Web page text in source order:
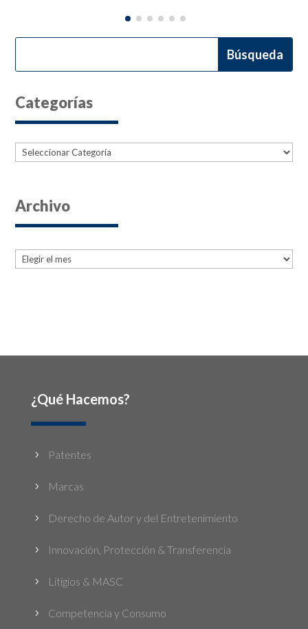
Categorías
Categorías
Archivo
Archives
¿Qué Hacemos?
5 Patentes
5 Marcas
5 Derecho de Autor y del Entretenimiento
5 Innovación, Protección & Transferencia
5 Litigios & MASC
5 Competencia y Consumo